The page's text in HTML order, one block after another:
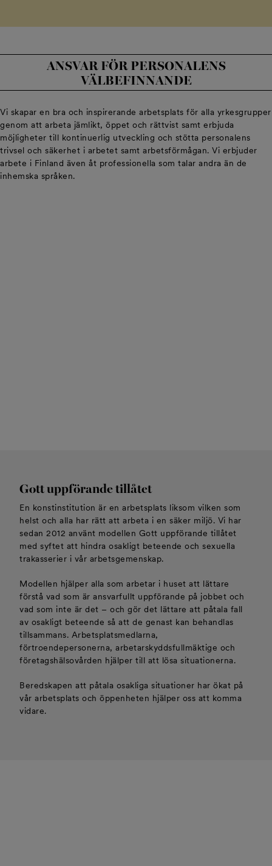
ANSVAR FÖR PERSONALENS
VÄLBEFINNANDE
Vi skapar en bra och inspirerande arbetsplats för alla yrkesgrupper
genom att arbeta jämlikt, öppet och rättvist samt erbjuda
möjligheter till kontinuerlig utveckling och stötta personalens
trivsel och säkerhet i arbetet samt arbetsförmågan. Vi erbjuder
arbete i Finland även åt professionella som talar andra än de
inhemska språken.
Gott uppförande tillåtet
En konstinstitution är en arbetsplats liksom vilken som
helst och alla har rätt att arbeta i en säker miljö. Vi har
sedan 2012 använt modellen Gott uppförande tillåtet
med syftet att hindra osakligt beteende och sexuella
trakasserier i vår arbetsgemenskap.
Modellen hjälper alla som arbetar i huset att lättare
förstå vad som är ansvarfullt uppförande på jobbet och
vad som inte är det – och gör det lättare att påtala fall
av osakligt beteende så att de genast kan behandlas
tillsammans. Arbetsplatsmedlarna,
förtroendepersonerna, arbetarskyddsfullmäktige och
företagshälsovården hjälper till att lösa situationerna.
Beredskapen att påtala osakliga situationer har ökat på
vår arbetsplats och öppenheten hjälper oss att komma
vidare.